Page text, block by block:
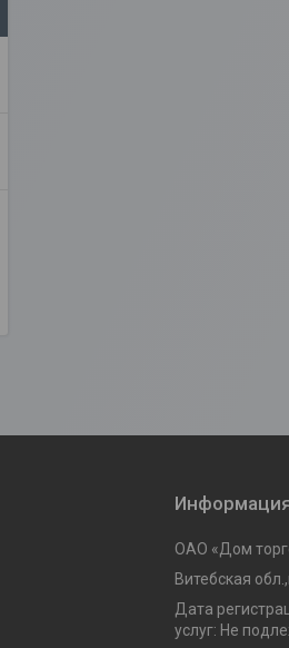
ОАО «Дом
Витебская
Дата
услуг: Не